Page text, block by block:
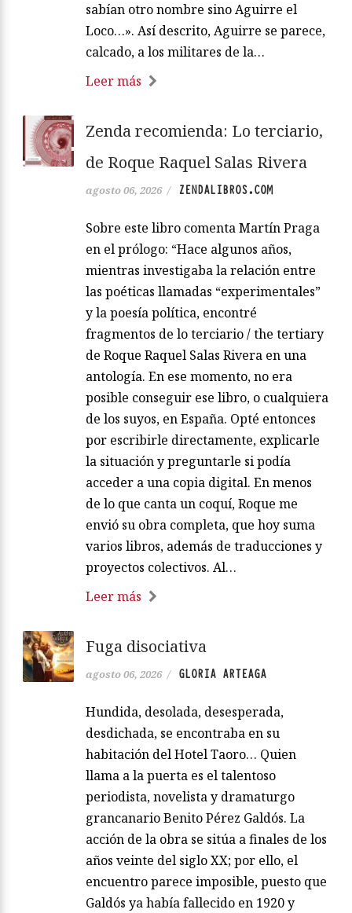
sabían otro nombre sino Aguirre el
Loco…». Así descrito, Aguirre se parece,
calcado, a los militares de la…
Leer más
Zenda recomienda: Lo terciario,
de Roque Raquel Salas Rivera
agosto 06, 2026 / ZENDALIBROS.COM
Sobre este libro comenta Martín Praga
en el prólogo: “Hace algunos años,
mientras investigaba la relación entre
las poéticas llamadas “experimentales”
y la poesía política, encontré
fragmentos de lo terciario / the tertiary
de Roque Raquel Salas Rivera en una
antología. En ese momento, no era
posible conseguir ese libro, o cualquiera
de los suyos, en España. Opté entonces
por escribirle directamente, explicarle
la situación y preguntarle si podía
acceder a una copia digital. En menos
de lo que canta un coquí, Roque me
envió su obra completa, que hoy suma
varios libros, además de traducciones y
proyectos colectivos. Al…
Leer más
Fuga disociativa
agosto 06, 2026 / GLORIA ARTEAGA
Hundida, desolada, desesperada,
desdichada, se encontraba en su
habitación del Hotel Taoro… Quien
llama a la puerta es el talentoso
periodista, novelista y dramaturgo
grancanario Benito Pérez Galdós. La
acción de la obra se sitúa a finales de los
años veinte del siglo XX; por ello, el
encuentro parece imposible, puesto que
Galdós ya había fallecido en 1920 y